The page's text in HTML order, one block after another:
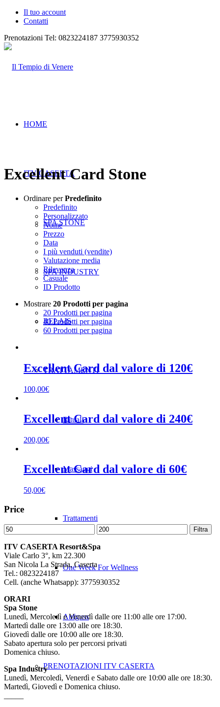
Il tuo account
Contatti
Prenotazioni Tel: 0823224187 3775930352
HOME
ITV CASERTA
SPA STONE
SPA INDUSTRY
RELAIS
TRATTAMENTI
Rituali
Massaggi
Trattamenti
One Week For Wellness
Aufguss
PRENOTAZIONI ITV CASERTA
Excellent Card Stone
Ordinare perPredefinito
Predefinito
Personalizzato
Nome
Prezzo
Data
I più venduti (vendite)
Valutazione media
Rilevanza
Casuale
ID Prodotto
Mostrare 20 Prodotti per pagina
20 Prodotti per pagina
40 Prodotti per pagina
60 Prodotti per pagina
Excellent Card dal valore di 120€
100,00€
Excellent Card dal valore di 240€
200,00€
Excellent Card dal valore di 60€
50,00€
Price
Filtra
ITV CASERTA Resort&Spa
Viale Carlo 3°, km 22.300
San Nicola La Strada, Caserta
Tel.: 0823224187
Cell. (anche Whatsapp): 3775930352
ORARI
Spa Stone
Lunedì, Mercoledì e Venerdì dalle ore 11:00 alle ore 17:00.
Martedì dalle ore 13:00 alle ore 18:30.
Giovedì dalle ore 10:00 alle ore 18:30.
Sabato apertura solo per percorsi privati
Domenica chiuso.
Spa Industry
Lunedì, Mercoledì, Venerdì e Sabato dalle ore 10:00 alle ore 18:30.
Martedì, Giovedì e Domenica chiuso.